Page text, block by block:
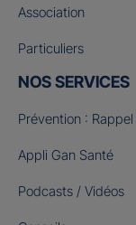
Association
Particuliers
NOS SERVICES
Prévention :
Appli Gan Santé
Podcasts / Vidéos